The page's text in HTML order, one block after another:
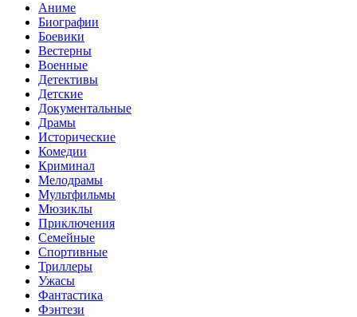
Аниме
Биографии
Боевики
Вестерны
Военные
Детективы
Детские
Документальные
Драмы
Исторические
Комедии
Криминал
Мелодрамы
Мультфильмы
Мюзиклы
Приключения
Семейные
Спортивные
Триллеры
Ужасы
Фантастика
Фэнтези